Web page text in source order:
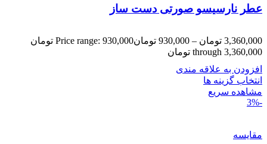
عطر نارسیسو صورتی دست ساز
3,360,000 تومان –
930,000 تومان
Price range: 930,000 تومان
through 3,360,000 تومان
افزودن به علاقه مندی
انتخاب گزینه ها
مشاهده سریع
-3%
مقایسه